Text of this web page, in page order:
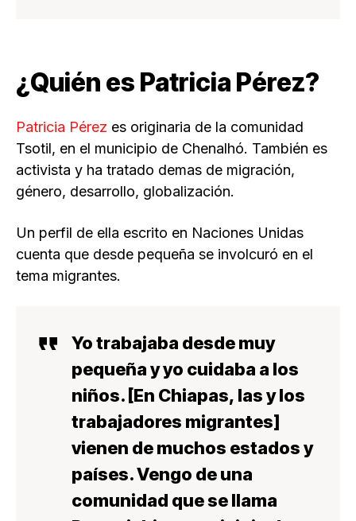
¿Quién es Patricia Pérez?
Patricia Pérez es originaria de la comunidad
Tsotil, en el municipio de Chenalhó. También es
activista y ha tratado demas de migración,
género, desarrollo, globalización.
Un perfil de ella escrito en Naciones Unidas
cuenta que desde pequeña se involcuró en el
tema migrantes.
Yo trabajaba desde muy
pequeña y yo cuidaba a los
niños. [En Chiapas, las y los
trabajadores migrantes]
vienen de muchos estados y
países. Vengo de una
comunidad que se llama